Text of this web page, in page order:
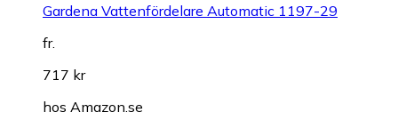
Gardena Vattenfördelare Automatic 1197-29
fr.
717 kr
hos Amazon.se